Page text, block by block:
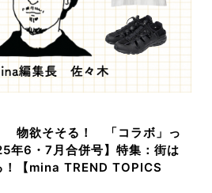
物欲そそる！ 「コラボ」っ
年6・7月合併号】特集：街は
！【mina TREND TOPICS